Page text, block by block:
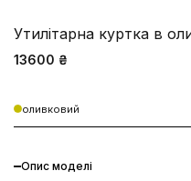
Утилітарна куртка в
13600 ₴
оливковий
Опис моделі